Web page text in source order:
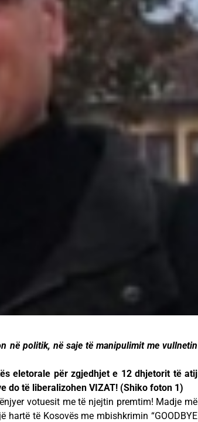
në politik, në saje të manipulimit me vullnetin
eletorale për zgjedhjet e 12 dhjetorit të atij
do të liberalizohen VIZAT! (Shiko foton 1)
votuesit me të njejtin premtim! Madje më
të Kosovës me mbishkrimin “GOODBYE